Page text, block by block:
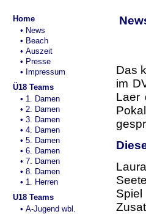
Home
• News
• Beach
• Auszeit
• Presse
• Impressum
Ü18 Teams
• 1. Damen
• 2. Damen
• 3. Damen
• 4. Damen
• 5. Damen
• 6. Damen
• 7. Damen
• 8. Damen
• 1. Herren
U18 Teams
• A-Jugend wbl.
Das
im
Laer